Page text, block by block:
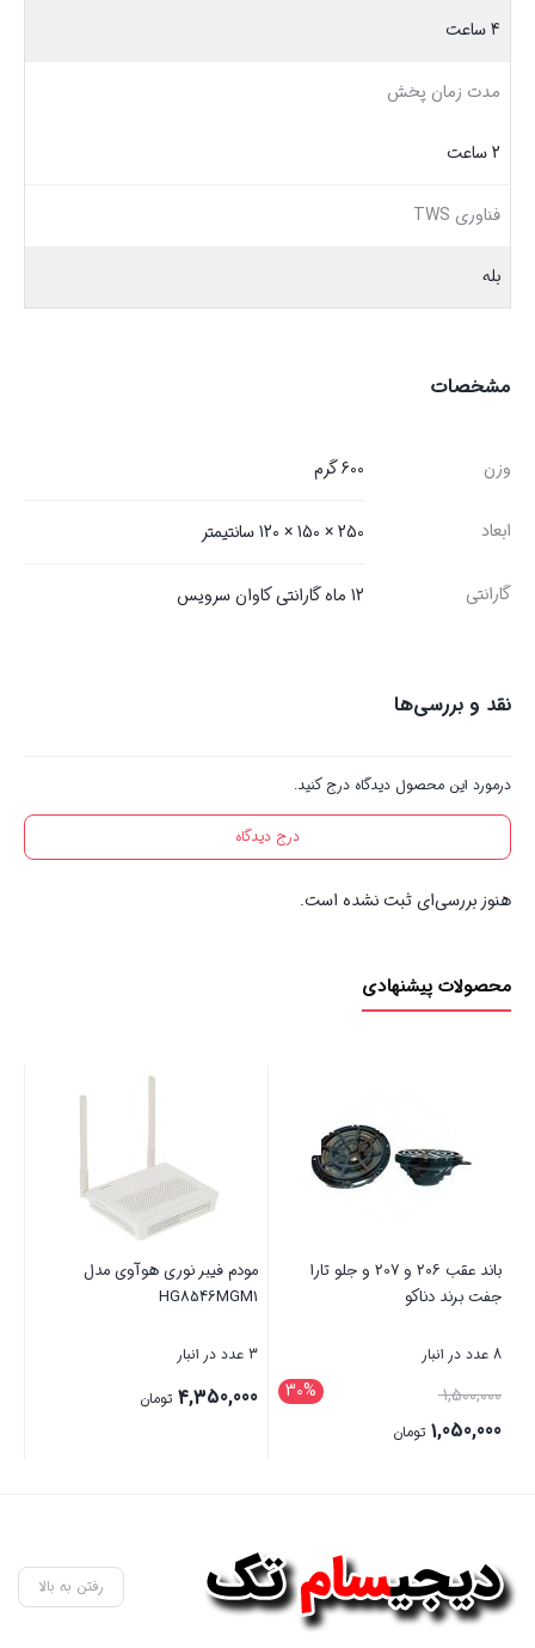
4 ساعت
مدت زمان پخش
2 ساعت
فناوری TWS
بله
مشخصات
وزن 600 گرم
ابعاد 250 × 150 × 120 سانتیمتر
گارانتی 12 ماه گارانتی کاوان سرویس
نقد و بررسی‌ها
درمورد این محصول دیدگاه درج کنید.
درج دیدگاه
هنوز بررسی‌ای ثبت نشده است.
محصولات پیشنهادی
باند عقب 206 و 207 و جلو تارا
جفت برند دناکو
8 عدد در انبار
30% 1,500,000قیمت
اصلی1,050,000 تومان
است.
مودم فیبر نوری هوآوی مدل
HG8546MGM1
3 عدد در انبار
4,350,000 تومان
رفتن به بالا